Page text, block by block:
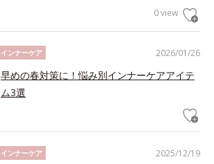
0 view
2026/01/26
インナーケア
早めの春対策に！悩み別インナーケアアイテ
ム3選
2025/12/19
インナーケア